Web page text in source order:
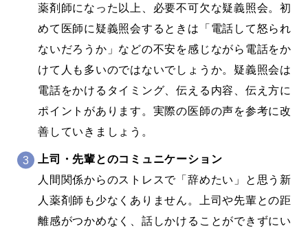
薬剤師になった以上、必要不可欠な疑義照会。初
めて医師に疑義照会するときは「電話して怒られ
ないだろうか」などの不安を感じながら電話をか
けて人も多いのではないでしょうか。疑義照会は
電話をかけるタイミング、伝える内容、伝え方に
ポイントがあります。実際の医師の声を参考に改
善していきましょう。
上司・先輩とのコミュニケーション
人間関係からのストレスで「辞めたい」と思う新
人薬剤師も少なくありません。上司や先輩との距
離感がつかめなく、話しかけることができずにい